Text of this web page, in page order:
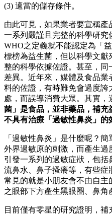
(3) 適當的儲存條件。
由此可見，如果業者要宣稱
一系列嚴謹且完整的科學研究
WHO之定義就不能認定為「
標榜為益生菌，但以科學文
整的科學依據佐證。甚至，
差異。近年來，媒體及食品
料的佐證，有時難免會過度
處，而誤導消費大眾。其實，
菌」是食品，並非藥品，補
不具有治療「過敏性鼻炎」的
「過敏性鼻炎」是什麼呢？
外界過敏原的刺激，而產生
引發一系列的過敏症狀，包括
流鼻水、鼻子搔癢等，有些
常見的就是小朋友會不由自主
之眼部下方產生黑眼圈、鼻角
目前僅有零星的研究證明，